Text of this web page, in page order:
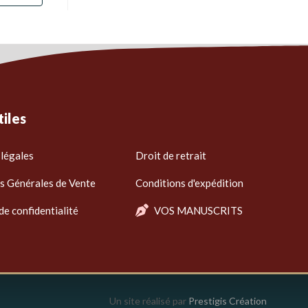
Générales de Vente
confidentialité
Droit de retrait
Conditions d'expédition
VOS MANUSCRITS
Un site réalisé par Prestigis Création